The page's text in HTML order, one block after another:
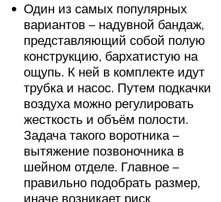
Один из самых популярных
вариантов – надувной бандаж,
представляющий собой полую
конструкцию, бархатистую на
ощупь. К ней в комплекте идут
трубка и насос. Путем подкачки
воздуха можно регулировать
жесткость и объём полости.
Задача такого воротника –
вытяжение позвоночника в
шейном отделе. Главное –
правильно подобрать размер,
иначе возникает риск